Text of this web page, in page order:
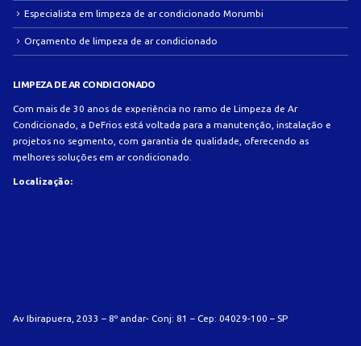
Especialista em limpeza de ar condicionado Morumbi
Orçamento de limpeza de ar condicionado
LIMPEZA DE AR CONDICIONADO
Com mais de 30 anos de experiência no ramo de Limpeza de Ar
Condicionado, a DeFrios está voltada para a manutenção, instalação e
projetos no segmento, com garantia de qualidade, oferecendo as
melhores soluções em ar condicionado.
Localização:
Av Ibirapuera, 2033 – 8º andar- Conj: 81 – Cep: 04029-100 – SP